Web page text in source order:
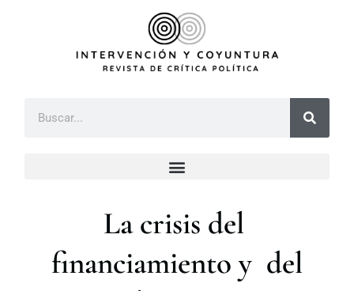
La crisis del
financiamiento y del